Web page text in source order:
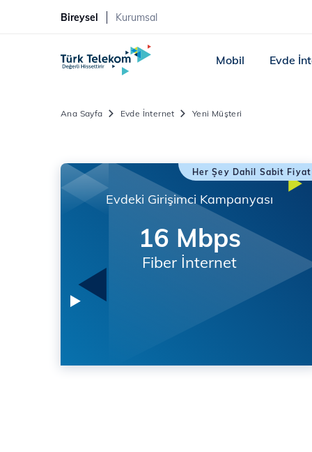
Bireysel Kurumsal
Mobil Evde
Ana Sayfa Evde İnternet Yeni Müşteri
Her Şey Dahil Sabit Fiyat
Evdeki Girişimci Kampanyası
16 Mbps
Fiber İnternet